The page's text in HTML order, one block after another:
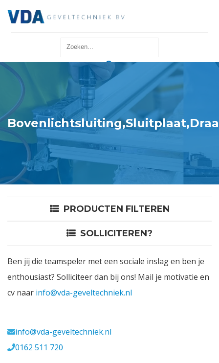
Reparatie
Onderhoud
Merken
Producten
Offerte
Login
Vacatures
PRODUCTEN FILTEREN
SOLLICITEREN?
Ben jij die teamspeler met een sociale inslag en ben je
enthousiast? Solliciteer dan bij ons! Mail je motivatie en
cv naar info@vda-geveltechniek.nl
info@vda-geveltechniek.nl
0162 511 720